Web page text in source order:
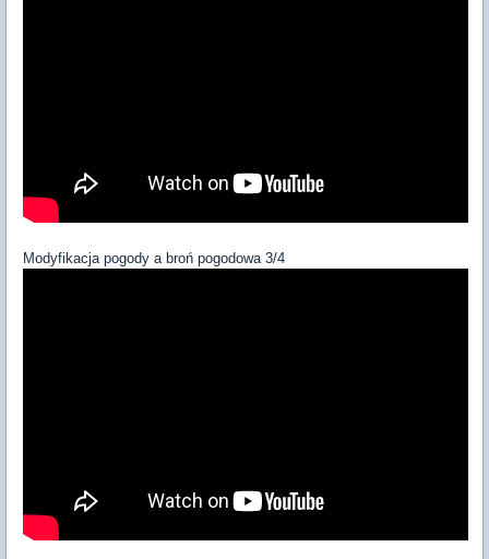
Modyfikacja pogody a broń pogodowa 3/4